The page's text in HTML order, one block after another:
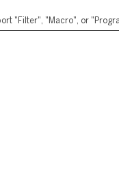
"Filter", "Macro", or